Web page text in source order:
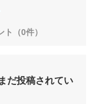
ト（0件）
だ投稿されてい